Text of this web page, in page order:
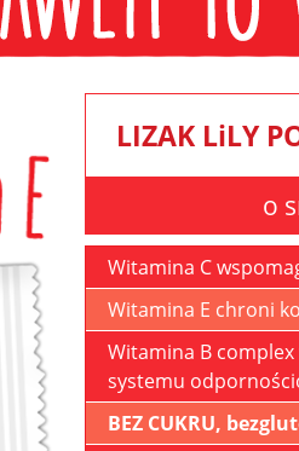
LIZAK LiLY
o
Witamina C
Witamina E chroni
Witamina B
systemu
BEZ CUKRU,